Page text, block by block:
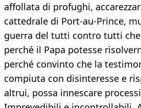
affollata di profughi,
cattedrale di Port-au-Prince,
guerra del tutti contro tutti che
perché il Papa potesse
perché convinto che la
compiuta con disinteresse e
altrui, possa innescare